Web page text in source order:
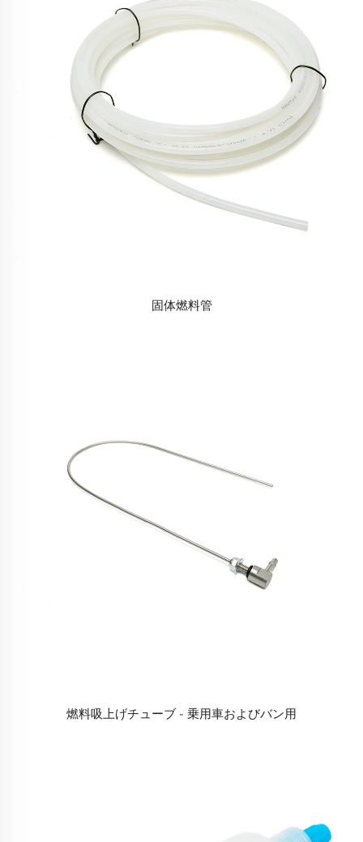
固体燃料管
燃料吸上げチューブ - 乗用車およびバン用